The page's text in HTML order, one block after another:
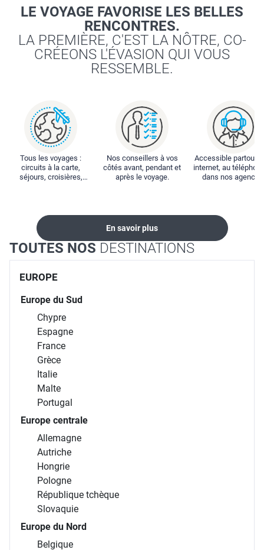
LE VOYAGE FAVORISE LES BELLES
RENCONTRES.
LA PREMIÈRE, C'EST LA NÔTRE, CO-
CRÉEONS L'ÉVASION QUI VOUS
RESSEMBLE.
Tous les voyages :
circuits à la carte,
séjours, croisières,
Nos conseillers à vos
côtés avant, pendant et
après le voyage.
Accessible partout :
internet, au
dans nos
En savoir plus
TOUTES NOS DESTINATIONS
EUROPE
Europe du Sud
Chypre
Espagne
France
Grèce
Italie
Malte
Portugal
Europe centrale
Allemagne
Autriche
Hongrie
Pologne
République tchèque
Slovaquie
Europe du Nord
Belgique